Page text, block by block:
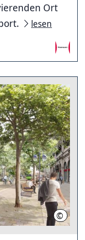
Ort
lesen
© Willner